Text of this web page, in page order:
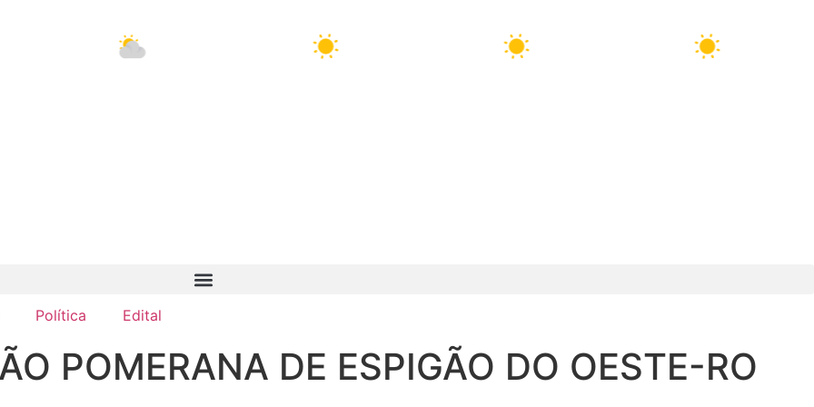
32°C 33°C 33°C 33°C
Política Edital
POMERANA DE ESPIGÃO DO OESTE-RO